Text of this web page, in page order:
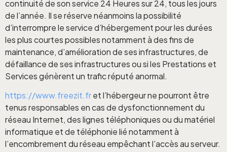
continuité de son service 24 Heures sur 24, tous les jours
de l’année. Il se réserve néanmoins la possibilité
d’interrompre le service d’hébergement pour les durées
les plus courtes possibles notamment à des fins de
maintenance, d’amélioration de ses infrastructures, de
défaillance de ses infrastructures ou si les Prestations et
Services génèrent un trafic réputé anormal.
https://www.freezit.fret l’hébergeur ne pourront être
tenus responsables en cas de dysfonctionnement du
réseau Internet, des lignes téléphoniques ou du matériel
informatique et de téléphonie lié notamment à
l’encombrement du réseau empêchant l’accès au serveur.